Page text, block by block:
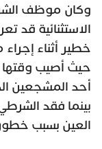
وكان موظف
الاستثنائية
خطير أثناء
حيث أصيب
أحد المشجعين
بينما فقد
العين بسبب